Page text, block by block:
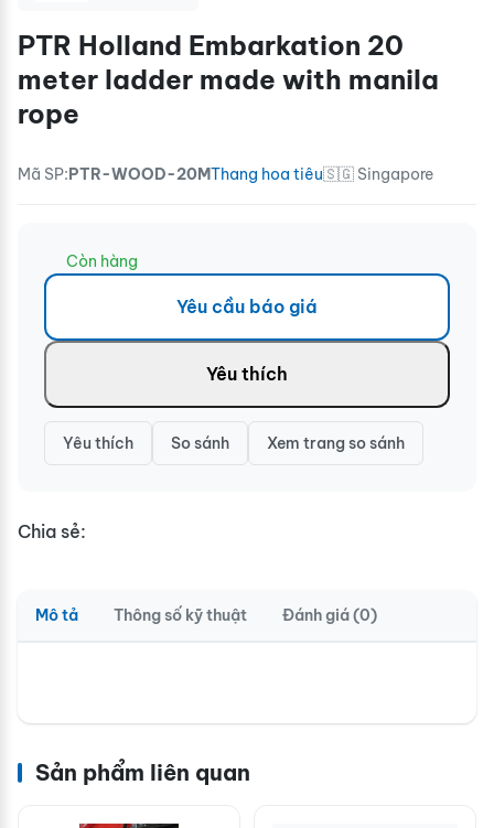
PTR Holland Embarkation 20
meter ladder made with manila
rope
Mã SP:PTR-WOOD-20MThang hoa tiêu🇸🇬 Singapore
Còn hàng
Yêu cầu báo giá
Yêu thích
Yêu thích So sánh Xem trang so sánh
Chia sẻ:
Mô tả Thông số kỹ thuật Đánh giá (0)
Sản phẩm liên quan